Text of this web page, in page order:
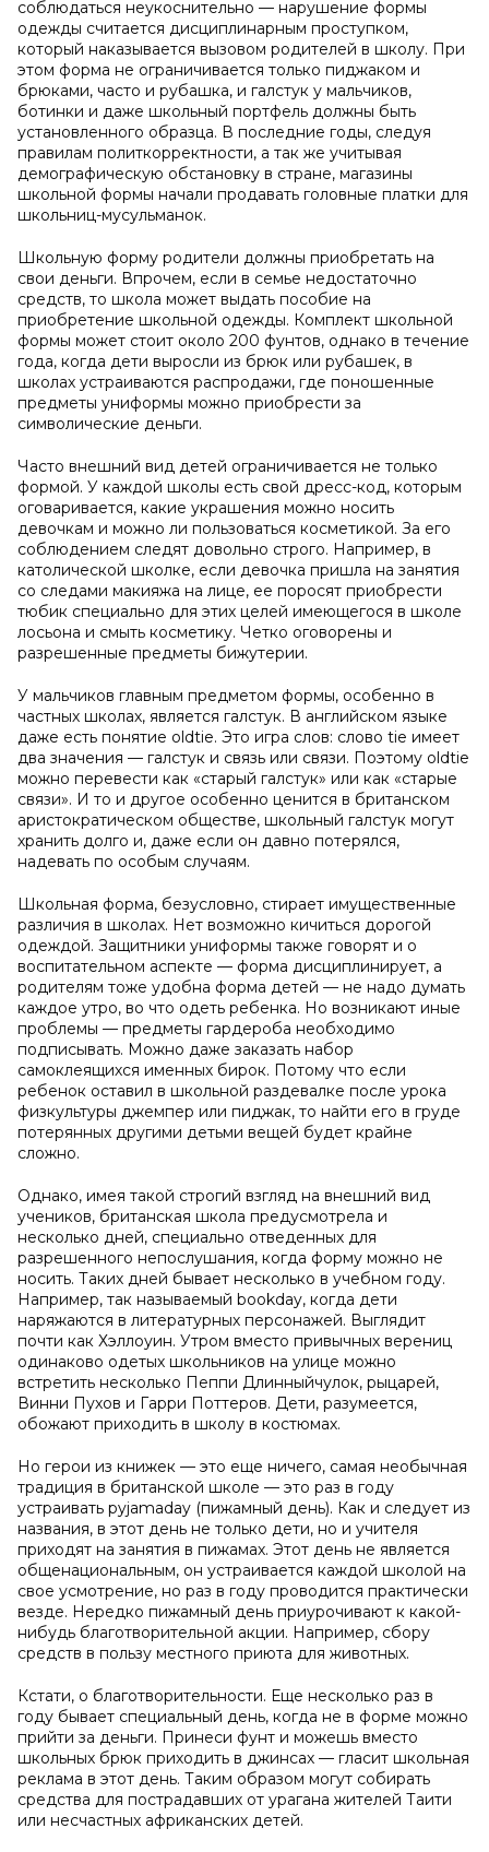
соблюдаться неукоснительно — нарушение формы
одежды считается дисциплинарным проступком,
который наказывается вызовом родителей в школу. При
этом форма не ограничивается только пиджаком и
брюками, часто и рубашка, и галстук у мальчиков,
ботинки и даже школьный портфель должны быть
установленного образца. В последние годы, следуя
правилам политкорректности, а так же учитывая
демографическую обстановку в стране, магазины
школьной формы начали продавать головные платки для
школьниц-мусульманок.
Школьную форму родители должны приобретать на
свои деньги. Впрочем, если в семье недостаточно
средств, то школа может выдать пособие на
приобретение школьной одежды. Комплект школьной
формы может стоит около 200 фунтов, однако в течение
года, когда дети выросли из брюк или рубашек, в
школах устраиваются распродажи, где поношенные
предметы униформы можно приобрести за
символические деньги.
Часто внешний вид детей ограничивается не только
формой. У каждой школы есть свой дресс-код, которым
оговаривается, какие украшения можно носить
девочкам и можно ли пользоваться косметикой. За его
соблюдением следят довольно строго. Например, в
католической школке, если девочка пришла на занятия
со следами макияжа на лице, ее поросят приобрести
тюбик специально для этих целей имеющегося в школе
лосьона и смыть косметику. Четко оговорены и
разрешенные предметы бижутерии.
У мальчиков главным предметом формы, особенно в
частных школах, является галстук. В английском языке
даже есть понятие oldtie. Это игра слов: слово tie имеет
два значения — галстук и связь или связи. Поэтому oldtie
можно перевести как «старый галстук» или как «старые
связи». И то и другое особенно ценится в британском
аристократическом обществе, школьный галстук могут
хранить долго и, даже если он давно потерялся,
надевать по особым случаям.
Школьная форма, безусловно, стирает имущественные
различия в школах. Нет возможно кичиться дорогой
одеждой. Защитники униформы также говорят и о
воспитательном аспекте — форма дисциплинирует, а
родителям тоже удобна форма детей — не надо думать
каждое утро, во что одеть ребенка. Но возникают иные
проблемы — предметы гардероба необходимо
подписывать. Можно даже заказать набор
самоклеящихся именных бирок. Потому что если
ребенок оставил в школьной раздевалке после урока
физкультуры джемпер или пиджак, то найти его в груде
потерянных другими детьми вещей будет крайне
сложно.
Однако, имея такой строгий взгляд на внешний вид
учеников, британская школа предусмотрела и
несколько дней, специально отведенных для
разрешенного непослушания, когда форму можно не
носить. Таких дней бывает несколько в учебном году.
Например, так называемый bookday, когда дети
наряжаются в литературных персонажей. Выглядит
почти как Хэллоуин. Утром вместо привычных верениц
одинаково одетых школьников на улице можно
встретить несколько Пеппи Длинныйчулок, рыцарей,
Винни Пухов и Гарри Поттеров. Дети, разумеется,
обожают приходить в школу в костюмах.
Но герои из книжек — это еще ничего, самая необычная
традиция в британской школе — это раз в году
устраивать pyjamaday (пижамный день). Как и следует из
названия, в этот день не только дети, но и учителя
приходят на занятия в пижамах. Этот день не является
общенациональным, он устраивается каждой школой на
свое усмотрение, но раз в году проводится практически
везде. Нередко пижамный день приурочивают к какой-
нибудь благотворительной акции. Например, сбору
средств в пользу местного приюта для животных.
Кстати, о благотворительности. Еще несколько раз в
году бывает специальный день, когда не в форме можно
прийти за деньги. Принеси фунт и можешь вместо
школьных брюк приходить в джинсах — гласит школьная
реклама в этот день. Таким образом могут собирать
средства для пострадавших от урагана жителей Таити
или несчастных африканских детей.